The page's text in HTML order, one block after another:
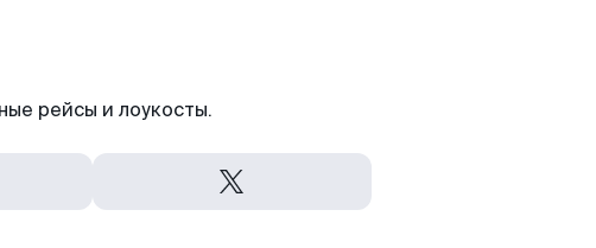
рейсы и лоукосты.